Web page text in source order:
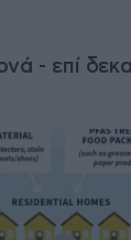
- επί